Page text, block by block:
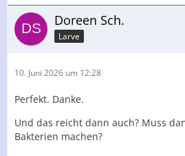
Doreen Sch.
Larve
10. Juni 2026 um 12:28
Perfekt. Danke.
Und das reicht dann auch? Muss
Bakterien machen?